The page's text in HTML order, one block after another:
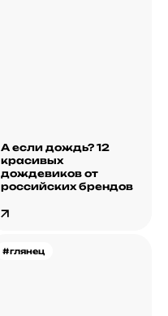
А если дождь? 12
красивых
дождевиков от
российских брендов
#глянец